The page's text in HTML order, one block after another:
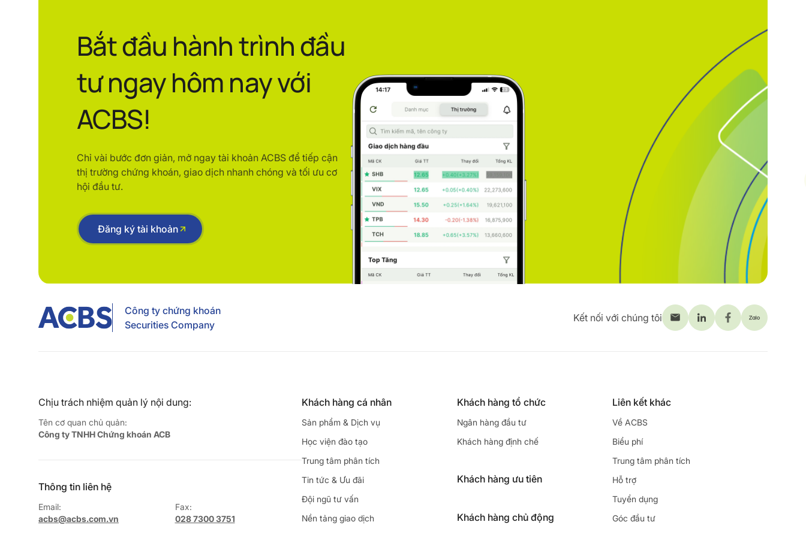
Bắt đầu hành trình đầu
tư ngay hôm nay với
ACBS!
Chỉ vài bước đơn giản, mở ngay tài khoản ACBS để tiếp cận
thị trường chứng khoán, giao dịch nhanh chóng và tối ưu cơ
hội đầu tư.
Đăng ký tài khoản
Công ty chứng khoán
Securities Company
Kết nối với chúng tôi
Chịu trách nhiệm quản lý nội dung:
Tên cơ quan chủ quản:
Công ty TNHH Chứng khoán ACB
Thông tin liên hệ
Email:
acbs@acbs.com.vn
Fax:
028 7300 3751
Khách hàng cá nhân
Sản phẩm & Dịch vụ
Học viện đào tạo
Trung tâm phân tích
Tin tức & Ưu đãi
Đội ngũ tư vấn
Nền tảng giao dịch
Khách hàng tổ chức
Ngân hàng đầu tư
Khách hàng định chế
Khách hàng ưu tiên
Khách hàng chủ động
Liên kết khác
Về ACBS
Biểu phí
Trung tâm phân tích
Hỗ trợ
Tuyển dụng
Góc đầu tư